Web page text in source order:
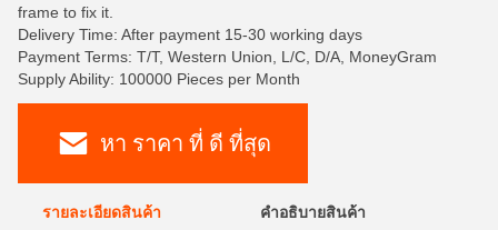
frame to fix it.
Delivery Time: After payment 15-30 working days
Payment Terms: T/T, Western Union, L/C, D/A, MoneyGram
Supply Ability: 100000 Pieces per Month
หา ราคา ที่ ดี ที่สุด
รายละเอียดสินค้า คําอธิบายสินค้า